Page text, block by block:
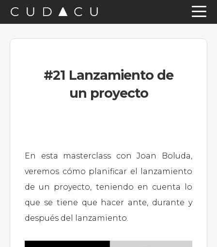
Saltar
a
Saltar
al
contenido
Saltar
a
#21 Lanzamiento de
un proyecto
En esta masterclass con Joan Boluda,
veremos cómo planificar el lanzamiento
de un proyecto, teniendo en cuenta lo
que se tiene que hacer ante, durante y
después del lanzamiento.